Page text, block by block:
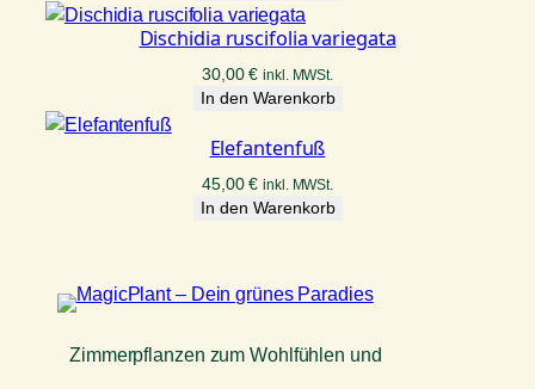
e
Dischidia ruscifolia variegata
30,00€ inkl. MWSt.
In den Warenkorb
Elefantenfuß
45,00€ inkl. MWSt.
In den Warenkorb
Zimmerpflanzen zum Wohlfühlen und